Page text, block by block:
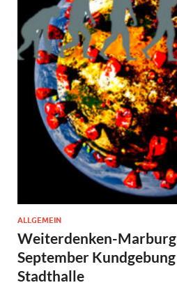
ALLGEMEIN
Weiterdenken-
September
Stadthalle